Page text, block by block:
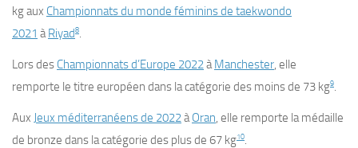
kg aux Championnats du monde féminins de taekwondo
2021 àRiyad8.
Lors des Championnats d’Europe 2022àManchester, elle
remporte le titre européen dans la catégorie des moins de 73 kg9.
Aux Jeux méditerranéens de 2022àOran, elle remporte la médaille
de bronze dans la catégorie des plus de 67 kg10.